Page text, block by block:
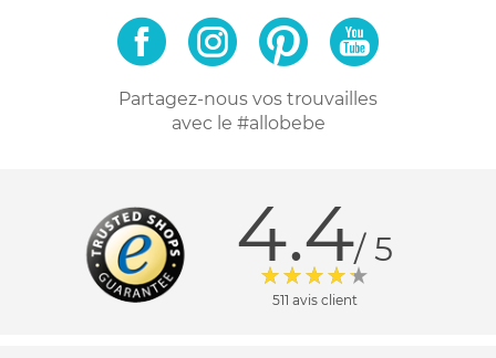
Partagez-nous vos trouvailles
avec le #allobebe
4.4/ 5
511 avis client